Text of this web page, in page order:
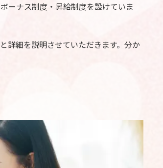
ーナス制度・昇給制度を設けていま
詳細を説明させていただきます。分か